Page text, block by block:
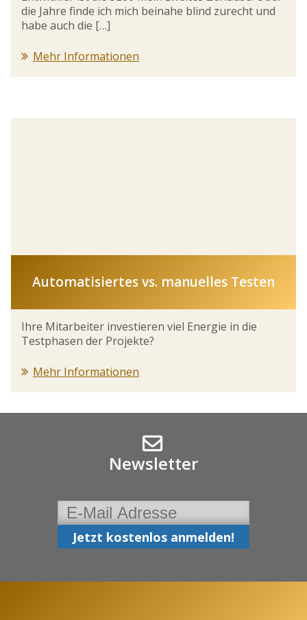
die Jahre finde ich mich beinahe blind zurecht und
habe auch die […]
Mehr Informationen
Automatisiertes vs. manuelles Testen
Ihre Mitarbeiter investieren viel Energie in die
Testphasen der Projekte?
Mehr Informationen
Newsletter